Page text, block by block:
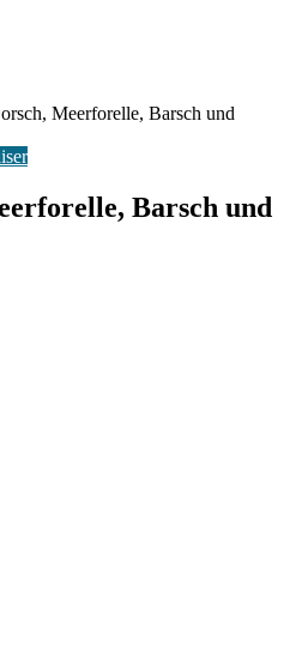
Meerforelle, Barsch und
Barsch und